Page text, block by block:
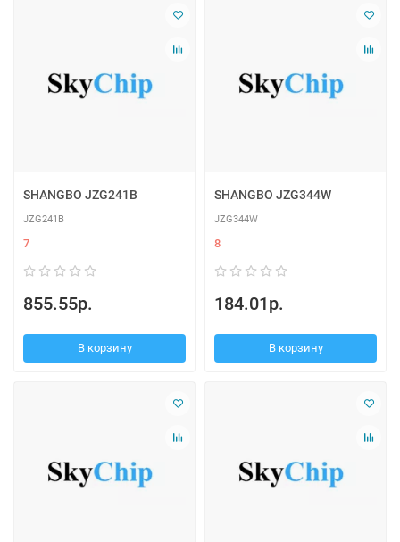
SHANGBO JZG241B
JZG241B
7
855.55р.
В корзину
SHANGBO JZG344W
JZG344W
8
184.01р.
В корзину